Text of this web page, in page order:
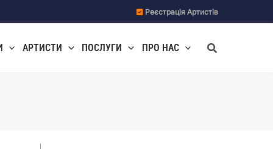
Реєстрація Артистів
АРТИСТИ ПОСЛУГИ ПРО НАС Пошук